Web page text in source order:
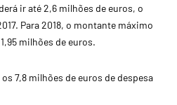
ir até 2,6 milhões de euros, o
Para 2018, o montante máximo
milhões de euros.
7,8 milhões de euros de despesa